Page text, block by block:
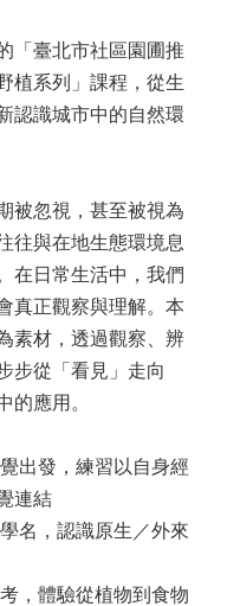
「臺北市社區園圃推
植系列」課程，從生
認識城市中的自然環
被忽視，甚至被視為
往與在地生態環境息
在日常生活中，我們
真正觀察與理解。本
素材，透過觀察、辨
步從「看見」走向
的應用。
出發，練習以自身經
連結
名，認識原生／外來
，體驗從植物到食物